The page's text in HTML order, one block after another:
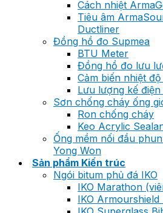
Cách nhiệt
Tiêu âm
Ductliner
Đồng hồ đo Supmea
BTU Meter
Đồng hồ đo lưu
Cảm biến nhiệt
Lưu lượng kế
Sơn chống cháy ống
Ron chống cháy
Keo Acrylic
Ống mềm nối đầu
Yong Won
Sản phẩm Kiến trúc
Ngói bitum phủ đá IKO
IKO Marathon
IKO Armourshield